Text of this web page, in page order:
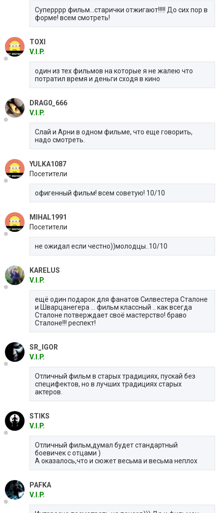
Суперррр фильм...старички отжигают!!!!! До сих пор в
форме! всем смотреть!
TOXI
V.I.P.
один из тех фильмов на которые я не жалею что
потратил время и деньги сходя в кино
DRAG0_666
V.I.P.
Слай и Арни в одном фильме, что еще говорить,
надо смотреть.
YULKA1087
Посетители
офигенный фильм! всем советую! 10/10
MIHAL1991
Посетители
не ожидал если честно))молодцы..10/10
KARELUS
V.I.P.
ещё один подарок для фанатов Силвестера Сталоне
и Шварцанегера ... фильм классный .. как всегда
Сталоне потверждает своё мастерство! браво
Сталоне!!! респект!
SR_IGOR
V.I.P.
Отличный фильм в старых традициях, пускай без
специфектов, но в лучших традициях старых
актеров.
STIKS
V.I.P.
Отличный фильм,думал будет стандартный
боевичек с отцами )
А оказалось,что и сюжет весьма и весьма неплох
PAFKA
V.I.P.